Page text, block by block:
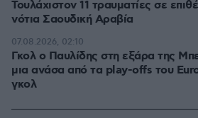
Τουλάχιστον 11 τραυματίες σε
νότια Σαουδική Αραβία
Γκολ ο Παυλίδης στη εξάρα της
μια ανάσα από τα play-offs του
γκολ
07.08.2026, 02:10